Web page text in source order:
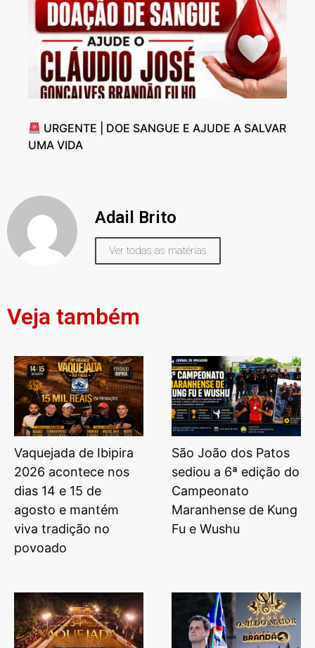
URGENTE | DOE SANGUE E AJUDE A SALVAR
UMA VIDA
Adail Brito
Ver todas as matérias
Veja também
Vaquejada de Ibipira
2026 acontece nos
dias 14 e 15 de
agosto e mantém
viva tradição no
povoado
São João dos Patos
sediou a 6ª edição do
Campeonato
Maranhense de Kung
Fu e Wushu